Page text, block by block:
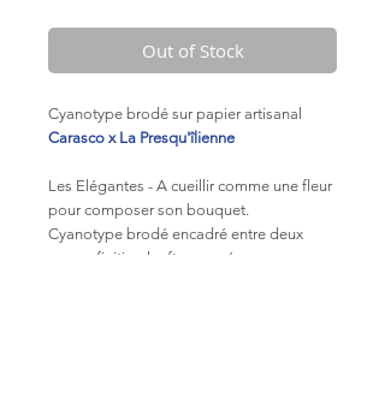
Out of Stock
Cyanotype brodé sur papier artisanal
Carasco x La Presqu'îlienne
Les Elégantes - A cueillir comme une fleur
pour composer son bouquet.
Cyanotype brodé encadré entre deux
verres, finition kraft gommé.